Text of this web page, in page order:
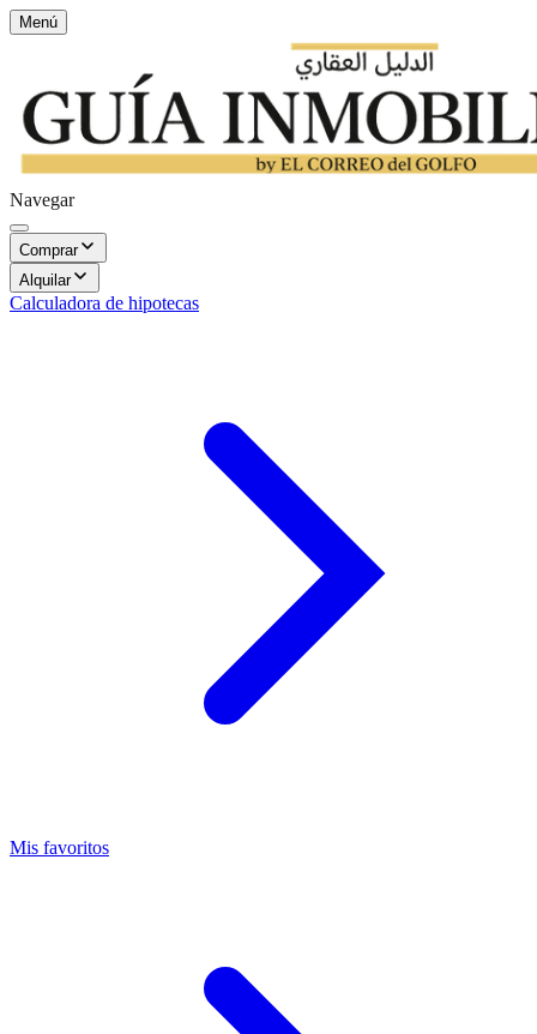
Menú
Navegar
Comprar
Alquilar
Calculadora de hipotecas
Mis favoritos